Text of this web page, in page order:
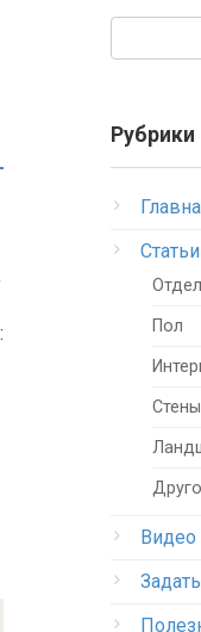
Рубрики
Статьи
Пол
Стены
Видео